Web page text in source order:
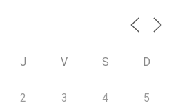
J V S D
2 3 4 5